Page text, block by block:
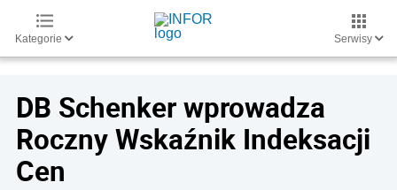
Kategorie Serwisy
DB Schenker wprowadza
Roczny Wskaźnik Indeksacji
Cen